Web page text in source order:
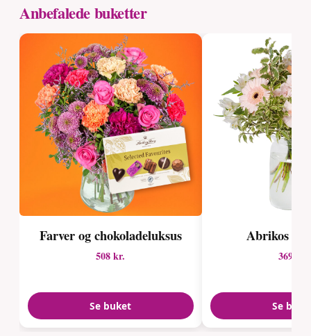
Anbefalede buketter
Farver og chokolade­luksus
508 kr.
Se buket
Abrikos
369 kr.
Se